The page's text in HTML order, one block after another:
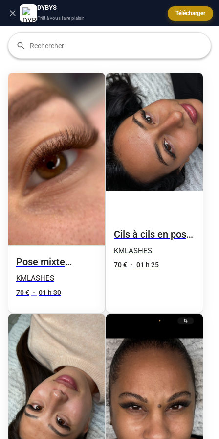
DYBYS
Prêt à vous faire plaisir.
Télécharger
Pose mixte
Marron 🤎
KMLASHES
70 € • 01 h 30
Cils à cils en pose
mixte
KMLASHES
70 € • 01 h 25